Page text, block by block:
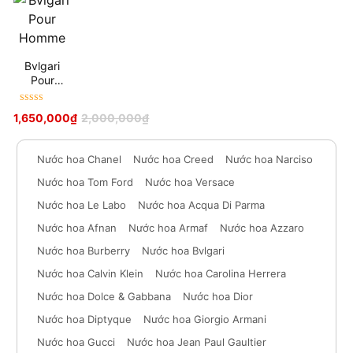
Bvlgari
Pour
Homme
hạng5sao 2,000,000₫
1,650,000₫
Nước hoa Chanel Nước hoa Creed
Nước hoa Narciso
Nước hoa Tom Ford
Nước hoa Versace
Nước hoa Le Labo
Nước hoa Acqua Di Parma
Nước hoa Afnan
Nước hoa Armaf
Nước hoa Azzaro
Nước hoa Burberry
Nước hoa Bvlgari
Nước hoa Calvin Klein
Nước hoa Carolina Herrera
Nước hoa Dolce & Gabbana
Nước hoa Dior
Nước hoa Diptyque
Nước hoa Giorgio Armani
Nước hoa Gucci
Nước hoa Jean Paul Gaultier